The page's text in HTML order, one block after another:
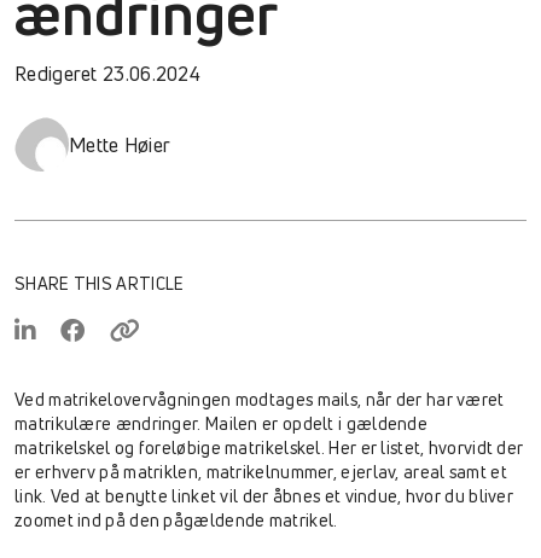
Redigeret 23.06.2024
Mette Høier
SHARE THIS ARTICLE
Ved matrikelovervågningen modtages mails, når der har været
matrikulære ændringer. Mailen er opdelt i gældende
matrikelskel og foreløbige matrikelskel. Her er listet, hvorvidt der
er erhverv på matriklen, matrikelnummer, ejerlav, areal samt et
link. Ved at benytte linket vil der åbnes et vindue, hvor du bliver
zoomet ind på den pågældende matrikel.